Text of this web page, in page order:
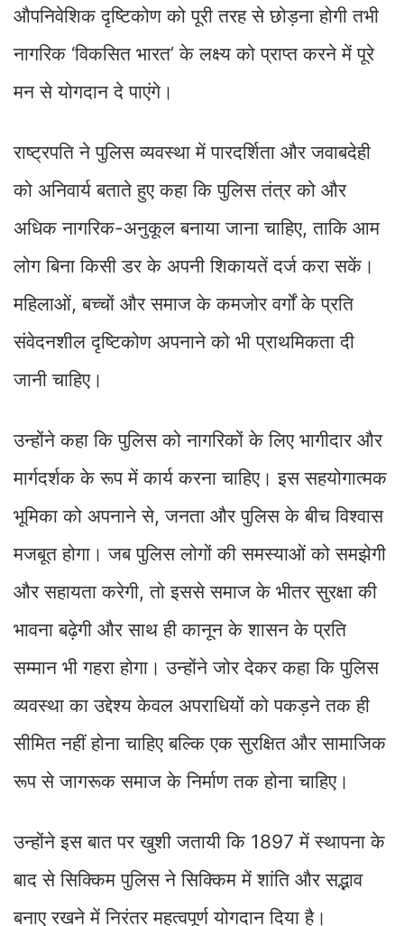
औपनिवेशिक दृष्टिकोण को पूरी तरह से छोड़ना होगी तभी
नागरिक ‘विकसित भारत’ के लक्ष्य को प्राप्त करने में पूरे
मन से योगदान दे पाएंगे।
राष्ट्रपति ने पुलिस व्यवस्था में पारदर्शिता और जवाबदेही
को अनिवार्य बताते हुए कहा कि पुलिस तंत्र को और
अधिक नागरिक-अनुकूल बनाया जाना चाहिए, ताकि आम
लोग बिना किसी डर के अपनी शिकायतें दर्ज करा सकें।
महिलाओं, बच्चों और समाज के कमजोर वर्गों के प्रति
संवेदनशील दृष्टिकोण अपनाने को भी प्राथमिकता दी
जानी चाहिए।
उन्होंने कहा कि पुलिस को नागरिकों के लिए भागीदार और
मार्गदर्शक के रूप में कार्य करना चाहिए। इस सहयोगात्मक
भूमिका को अपनाने से, जनता और पुलिस के बीच विश्वास
मजबूत होगा। जब पुलिस लोगों की समस्याओं को समझेगी
और सहायता करेगी, तो इससे समाज के भीतर सुरक्षा की
भावना बढ़ेगी और साथ ही कानून के शासन के प्रति
सम्मान भी गहरा होगा। उन्होंने जोर देकर कहा कि पुलिस
व्यवस्था का उद्देश्य केवल अपराधियों को पकड़ने तक ही
सीमित नहीं होना चाहिए बल्कि एक सुरक्षित और सामाजिक
रूप से जागरूक समाज के निर्माण तक होना चाहिए।
उन्होंने इस बात पर खुशी जतायी कि 1897 में स्थापना के
बाद से सिक्किम पुलिस ने सिक्किम में शांति और सद्भाव
बनाए रखने में निरंतर महत्वपूर्ण योगदान दिया है।